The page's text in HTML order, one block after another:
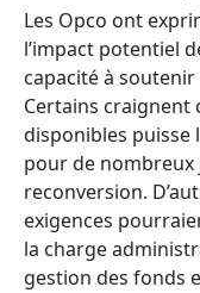
Les Opco ont
l’impact potentiel
capacité à
Certains craignent
disponibles puisse
pour de nombreux
reconversion.
exigences
la charge
gestion des fonds